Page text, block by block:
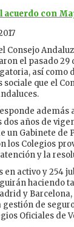
acuerdo con
Consejo
el pasado
así como
sociale que el
además
dos años de
un Gabinete de
los Colegios
y la
en activo y 254
haciendo
y
de
Oficiales de